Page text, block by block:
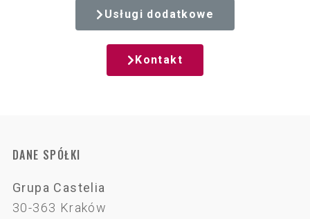
Usługi dodatkowe
Kontakt
DANE SPÓŁKI
Grupa Castelia
30-363 Kraków